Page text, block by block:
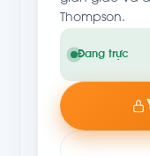
Thompson.
Đang trực